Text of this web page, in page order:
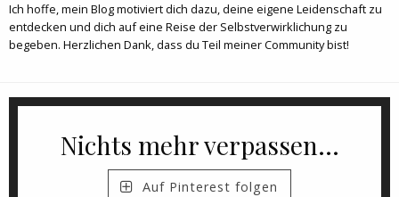
Ich hoffe, mein Blog motiviert dich dazu, deine eigene Leidenschaft zu
entdecken und dich auf eine Reise der Selbstverwirklichung zu
begeben. Herzlichen Dank, dass du Teil meiner Community bist!
Nichts mehr verpassen...
Auf Pinterest folgen